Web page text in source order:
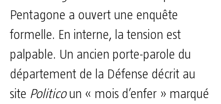
Pentagone a ouvert une enquête
formelle. En interne, la tension est
palpable. Un ancien porte-parole du
département de la Défense décrit au
site Politicoun « mois d’enfer » marqué